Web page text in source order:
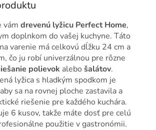
vám drevenú lyžicu Perfect Home,
doplnkom do vašej kuchyne. Táto
varenie má celkovú dĺžku 24 cm a
čo ju robí univerzálnou pre rôzne
polievok alebo šalátov.
lyžica s hladkým spodkom je
sa na rovnej ploche zastavila a
riešenie pre každého kuchára.
6 kusov, takže máte dosť pre celú
použitie v gastronómii.